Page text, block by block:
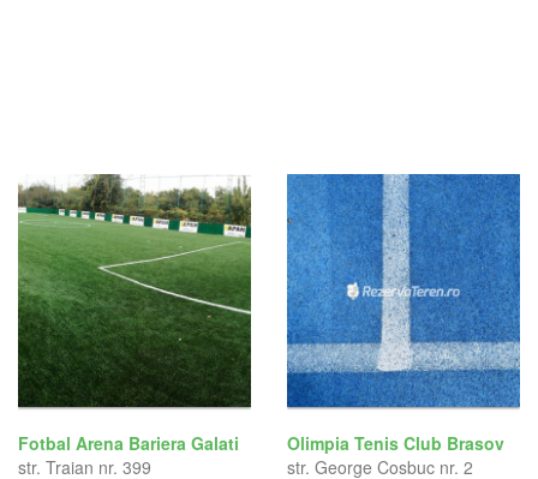
Fotbal Arena Bariera Galati
str. Traian nr. 399
Olimpia Tenis Club Brasov
str. George Cosbuc nr. 2